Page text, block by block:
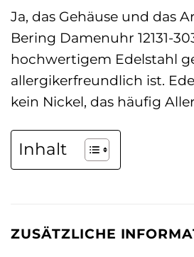
Ja, das Gehäuse und das
Bering Damenuhr 12131-
hochwertigem Edelstahl
allergikerfreundlich ist.
kein Nickel, das häufig
Inhalt
ZUSÄTZLICHE